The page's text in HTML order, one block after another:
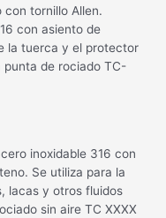
tornillo Allen.
con asiento de
la tuerca y el protector
de rociado TC-
inoxidable 316 con
Se utiliza para la
lacas y otros fluidos
sin aire TC XXXX